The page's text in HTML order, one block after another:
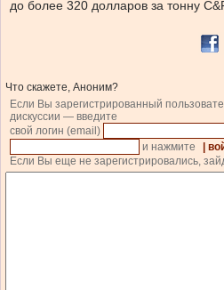
до более 320 долларов за тонну
Что скажете, Аноним?
Если Вы зарегистрированный
дискуссии — введите
свой логин (email)
и нажмите
|
Если Вы еще не зарегистрировались,